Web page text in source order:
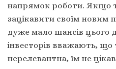
напрямок роботи. Якщо
зацікавити своїм новим
дуже мало шансів цього
інвесторів вважають, що
нерелевантна, їм не